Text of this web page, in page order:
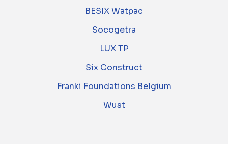
BESIX Watpac
Socogetra
LUX TP
Six Construct
Franki Foundations Belgium
Wust